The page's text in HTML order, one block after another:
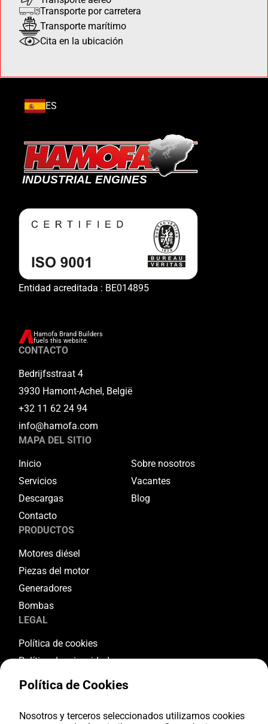
Transporte por carretera
Transporte marítimo
Cita en la ubicación
ES
Entidad acreditada : BE014895
Hamofa Brand Builders
fuels this website.
CONTACTO
Bedrijfsstraat 4
3930 Hamont-Achel, België
+32 11 62 24 94
info@hamofa.com
MAPA DEL SITIO
Inicio
Sobre nosotros
Servicios
Vacantes
Descargas
Blog
Contacto
PRODUCTOS
Motores diésel
Piezas del motor
Generadores
Bombas
LEGAL
Política de cookies
Política de privacidad
Términos y condiciones
Condiciones de devolución
Política de Cookies
Nosotros y terceros seleccionados utilizamos cookies